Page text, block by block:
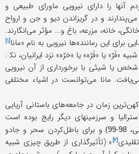
آنها را دارای نیرویی ماورای طبیعی و
و در گریزاندن دیو و جن و ارواح
خانه، مزرعه، باغ و... مؤثر می‌انگارند.
برای این رماننده‌ها نیرویی به نام «مانا[۱]
«فَرّ» یا «فَرّه» یا «خرّه» نزد ایرانیان، ﻧﻜ :
بودند که شخص یا شیئی با برخورداری از آن نیرویی
مانا می‌توانست در اشیاء مختلفی
زمان در جامعه‌های باستانی آریایی
و سرزمینهای دیگر رایج بوده است
98-99)
و برای باطل‌کردن سحر و جادو
[۲] » (تأثیرگذاری از طریق چیزی شبیه